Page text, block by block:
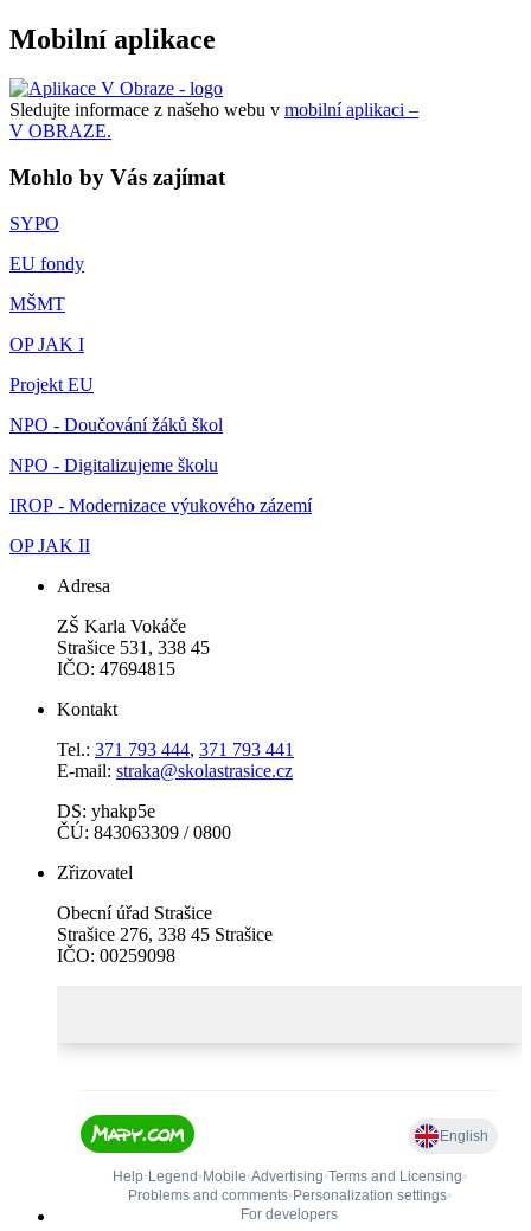
Mobilní aplikace
Sledujte informace z našeho webu v mobilní aplikaci –
V OBRAZE.
Mohlo by Vás zajímat
SYPO
EU fondy
MŠMT
OP JAK I
Projekt EU
NPO - Doučování žáků škol
NPO - Digitalizujeme školu
IROP - Modernizace výukového zázemí
OP JAK II
Adresa
ZŠ Karla Vokáče
Strašice 531, 338 45
IČO: 47694815
Kontakt
Tel.: 371 793 444, 371 793 441
E-mail: straka@skolastrasice.cz
DS: yhakp5e
ČÚ: 843063309 / 0800
Zřizovatel
Obecní úřad Strašice
Strašice 276, 338 45 Strašice
IČO: 00259098